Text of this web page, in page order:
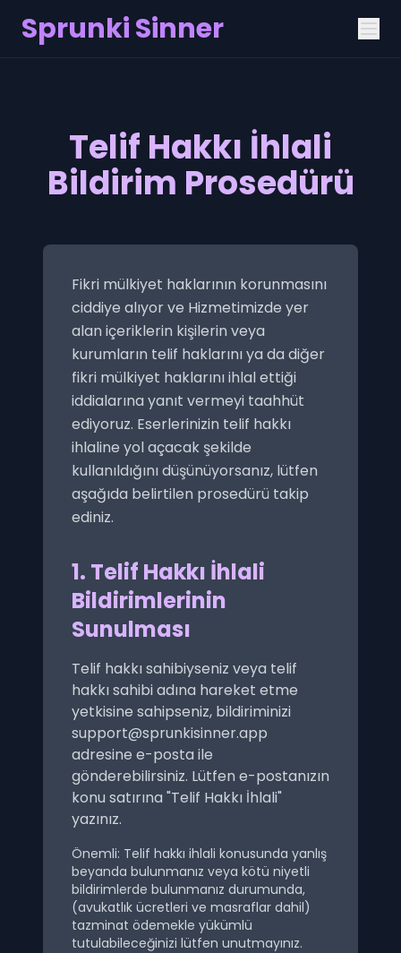
Sprunki Sinner
Telif Hakkı İhlali
Bildirim Prosedürü
Fikri mülkiyet haklarının korunmasını
ciddiye alıyor ve Hizmetimizde yer
alan içeriklerin kişilerin veya
kurumların telif haklarını ya da diğer
fikri mülkiyet haklarını ihlal ettiği
iddialarına yanıt vermeyi taahhüt
ediyoruz. Eserlerinizin telif hakkı
ihlaline yol açacak şekilde
kullanıldığını düşünüyorsanız, lütfen
aşağıda belirtilen prosedürü takip
ediniz.
1. Telif Hakkı İhlali
Bildirimlerinin
Sunulması
Telif hakkı sahibiyseniz veya telif
hakkı sahibi adına hareket etme
yetkisine sahipseniz, bildiriminizi
support@sprunkisinner.app
adresine e-posta ile
gönderebilirsiniz. Lütfen e-postanızın
konu satırına "Telif Hakkı İhlali"
yazınız.
Önemli: Telif hakkı ihlali konusunda yanlış
beyanda bulunmanız veya kötü niyetli
bildirimlerde bulunmanız durumunda,
(avukatlık ücretleri ve masraflar dahil)
tazminat ödemekle yükümlü
tutulabileceğinizi lütfen unutmayınız.